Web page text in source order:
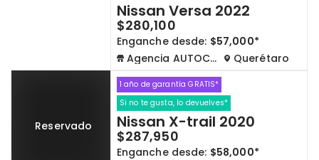
Nissan Versa 2022
$280,100
Enganche desde: $57,000*
Agencia AUTOCOM
Querétaro
Reservado
1 año de garantía GRATIS*
Si no te gusta, lo devuelves*
Nissan X-trail 2020
$287,950
Enganche desde: $58,000*